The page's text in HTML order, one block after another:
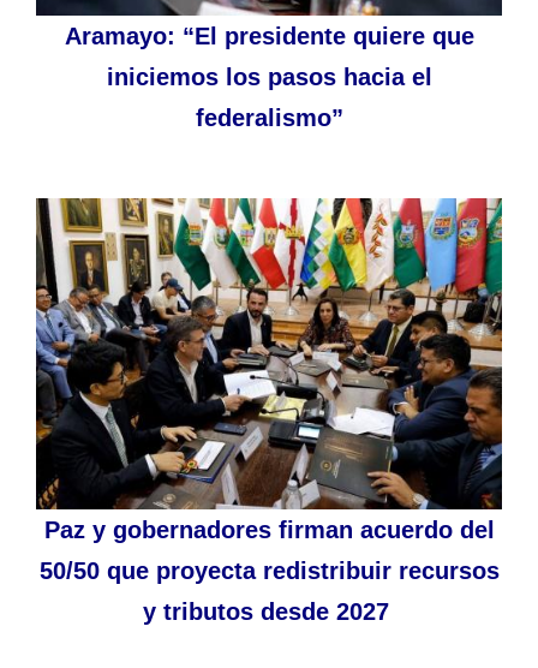
Aramayo: “El presidente quiere que
iniciemos los pasos hacia el
federalismo”
Paz y gobernadores firman acuerdo del
50/50 que proyecta redistribuir recursos
y tributos desde 2027